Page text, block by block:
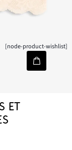
[node-product-wishlist]
ET